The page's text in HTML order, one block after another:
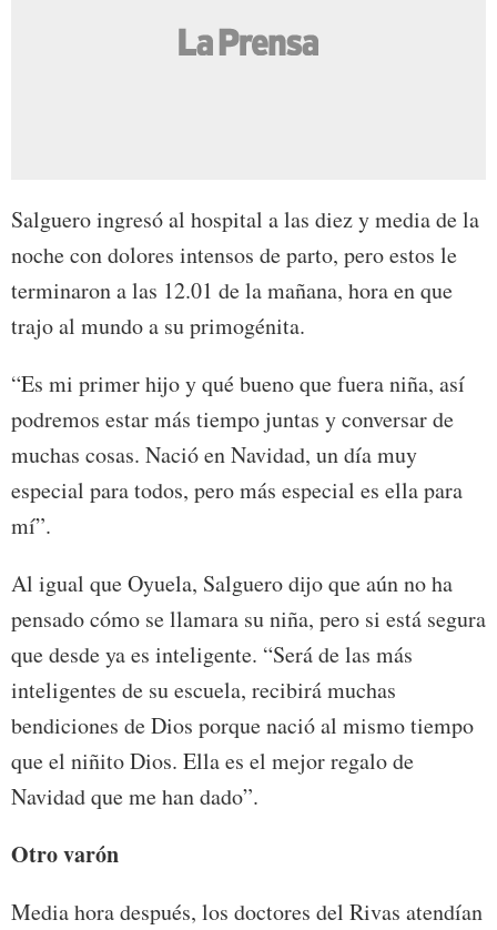
Salguero ingresó al hospital a las diez y media de la
noche con dolores intensos de parto, pero estos le
terminaron a las 12.01 de la mañana, hora en que
trajo al mundo a su primogénita.
“Es mi primer hijo y qué bueno que fuera niña, así
podremos estar más tiempo juntas y conversar de
muchas cosas. Nació en Navidad, un día muy
especial para todos, pero más especial es ella para
mí”.
Al igual que Oyuela, Salguero dijo que aún no ha
pensado cómo se llamara su niña, pero si está segura
que desde ya es inteligente. “Será de las más
inteligentes de su escuela, recibirá muchas
bendiciones de Dios porque nació al mismo tiempo
que el niñito Dios. Ella es el mejor regalo de
Navidad que me han dado”.
Otro varón
Media hora después, los doctores del Rivas atendían